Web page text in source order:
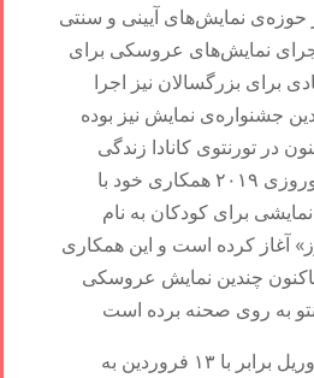
نمایش‌های آیینی و سنتی
نمایش‌های عروسکی برای
برای بزرگسالان نیز اجرا
جشنواره‌‌ی نمایش نیز بوده
در تورنتوی کانادا زندگی
می‌کند و از جشنواره نوروزی ۲۰۱۹ همکاری خود با
برای کودکان به نام
آغاز کرده است و این همکاری
تاکنون چندین نمایش‌ عروسکی
به روی صحنه برده است
نمایش او را در روز ۲ آوریل برابر با ۱۳ فروردین به
Trio
2018
2017
- 2016